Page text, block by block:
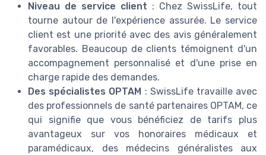
Niveau de service client : Chez SwissLife, tout
tourne autour de l'expérience assurée. Le service
client est une priorité avec des avis généralement
favorables. Beaucoup de clients témoignent d'un
accompagnement personnalisé et d'une prise en
charge rapide des demandes.
Des spécialistes OPTAM : SwissLife travaille avec
des professionnels de santé partenaires OPTAM, ce
qui signifie que vous bénéficiez de tarifs plus
avantageux sur vos honoraires médicaux et
paramédicaux, des médecins généralistes aux